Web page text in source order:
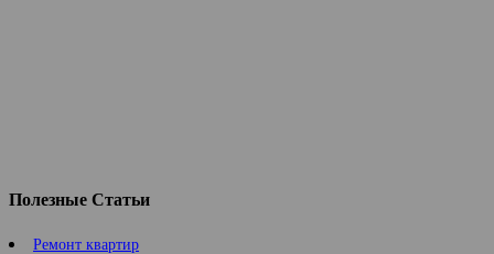
Полезные Статьи
Ремонт квартир